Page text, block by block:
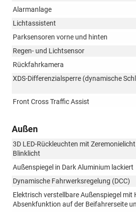
Alarmanlage
Lichtassistent
Parksensoren vorne und hinten
Regen- und Lichtsensor
Rückfahrkamera
XDS-Differenzialsperre (dynamische
Front Cross Traffic Assist
Außen
3D LED-Rückleuchten mit
Blinklicht
Außenspiegel in Dark Aluminium lackiert
Dynamische Fahrwerksregelung (DCC)
Elektrisch verstellbare Außenspiegel mit
Absenkfunktion auf der Beifahrerseite